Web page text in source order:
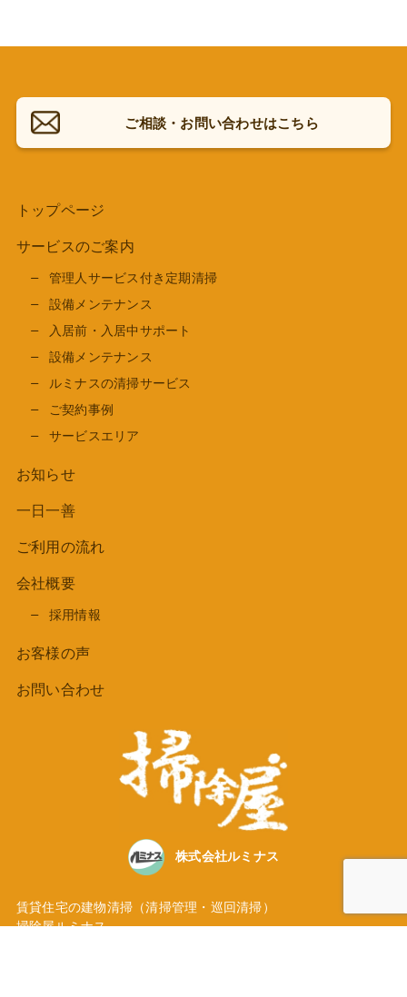
トップページ
サービスのご案内
管理人サービス付き定期清掃
設備メンテナンス
入居前・入居中サポート
設備メンテナンス
ルミナスの清掃サービス
ご契約事例
サービスエリア
お知らせ
一日一善
ご利用の流れ
会社概要
採用情報
お客様の声
お問い合わせ
株式会社ルミナス
賃貸住宅の建物清掃（清掃管理・巡回清掃）
掃除屋ルミナス
ご相談・お問い合わせはこちら